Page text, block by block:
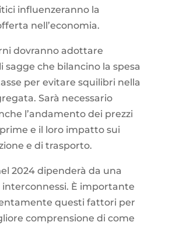
influenzeranno la
nell’economia.
dovranno adottare
sagge che bilancino la spesa
per evitare squilibri nella
Sarà necessario
l’andamento dei prezzi
e il loro impatto sui
e di trasporto.
2024 dipenderà da una
È importante
questi fattori per
comprensione di come